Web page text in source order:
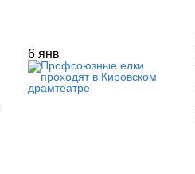
6 янв